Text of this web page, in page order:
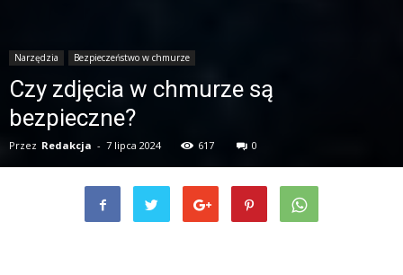
Narzędzia Bezpieczeństwo w chmurze
Czy zdjęcia w chmurze są
bezpieczne?
Przez Redakcja - 7 lipca 2024 617 0